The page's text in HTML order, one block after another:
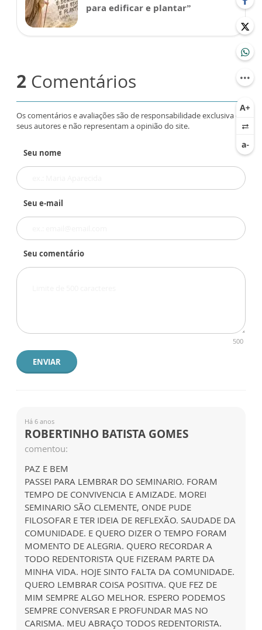
para edificar e plantar”
2 Comentários
Os comentários e avaliações são de responsabilidade exclusiva de
seus autores e não representam a opinião do site.
Seu nome
Seu e-mail
Seu comentário
500
ENVIAR
Há 6 anos
ROBERTINHO BATISTA GOMES
comentou:
PAZ E BEM
PASSEI PARA LEMBRAR DO SEMINARIO. FORAM
TEMPO DE CONVIVENCIA E AMIZADE. MOREI
SEMINARIO SÃO CLEMENTE, ONDE PUDE
FILOSOFAR E TER IDEIA DE REFLEXÃO. SAUDADE DA
COMUNIDADE. E QUERO DIZER O TEMPO FORAM
MOMENTO DE ALEGRIA. QUERO RECORDAR A
TODO REDENTORISTA QUE FIZERAM PARTE DA
MINHA VIDA. HOJE SINTO FALTA DA COMUNIDADE.
QUERO LEMBRAR COISA POSITIVA. QUE FEZ DE
MIM SEMPRE ALGO MELHOR. ESPERO PODEMOS
SEMPRE CONVERSAR E PROFUNDAR MAS NO
CARISMA. MEU ABRAÇO TODOS REDENTORISTA.